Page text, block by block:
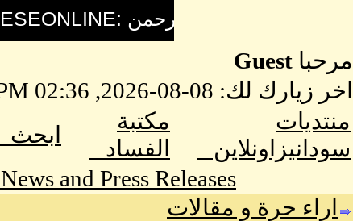
مرحبا Guest
اخر زيارك لك: 08-08-2026, 02:36 PM
منتديات
سودانيزاونلاين
مكتبة
الفساد
ابحث
News and Press Releases
اراء حرة و مقالات